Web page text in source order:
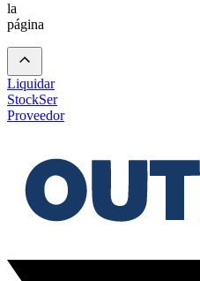
la
página
Liquidar
StockSer
Proveedor